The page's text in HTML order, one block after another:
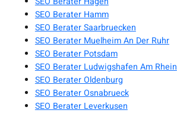
SEO Berater Hamm
SEO Berater Saarbruecken
SEO Berater Muelheim An Der Ruhr
SEO Berater Potsdam
SEO Berater Ludwigshafen Am Rhein
SEO Berater Oldenburg
SEO Berater Osnabrueck
SEO Berater Leverkusen